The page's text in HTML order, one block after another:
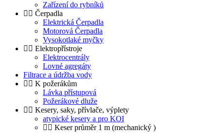
Zařízení do rybníků
Čerpadla
Elektrická Čerpadla
Motorová Čerpadla
Vysokotlaké myčky
Elektropřístroje
Elektrocentrály
Lovné agregáty
Filtrace a údržba vody
K požerákům
Lávka přístupová
Požerákové dluže
Kesery, saky, přívlače, výplety
atypické kesery a pro KOI
Keser průměr 1 m (mechanický )